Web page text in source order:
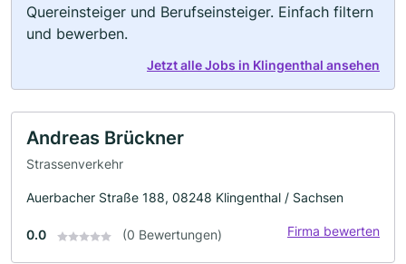
Quereinsteiger und Berufseinsteiger. Einfach filtern
und bewerben.
Jetzt alle Jobs in Klingenthal ansehen
Andreas Brückner
Strassenverkehr
Auerbacher Straße 188, 08248 Klingenthal / Sachsen
0.0 (0 Bewertungen) Firma bewerten